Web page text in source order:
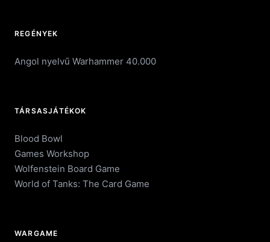
REGÉNYEK
Angol nyelvű Warhammer 40.000
TÁRSASJÁTÉKOK
Blood Bowl
Games Workshop
Wolfenstein Board Game
World of Tanks: The Card Game
WARGAME